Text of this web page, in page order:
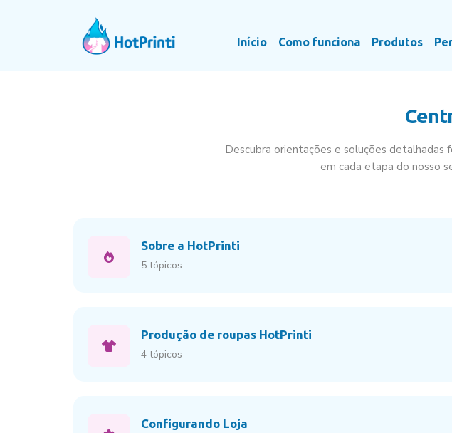
Início Como funciona Produtos
Descubra orientações e soluções detalhadas
em cada etapa do nosso
Sobre a HotPrinti
5 tópicos
Produção de roupas HotPrinti
4 tópicos
Configurando Loja